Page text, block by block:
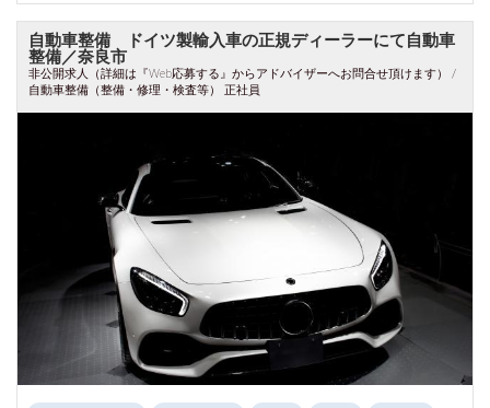
自動車整備 ドイツ製輸入車の正規ディーラーにて自動車
整備／奈良市
非公開求人（詳細は『Web応募する』からアドバイザーへお問合せ頂けます） /
自動車整備（整備・修理・検査等） 正社員